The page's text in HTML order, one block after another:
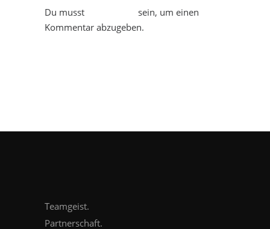
Du musst
sein, um einen
Kommentar abzugeben.
Teamgeist.
Partnerschaft.